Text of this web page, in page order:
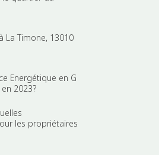
La Timone, 13010
Energétique en G
2023?
les propriétaires